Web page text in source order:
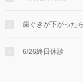
歯ぐきが下がった
6/26終日休診